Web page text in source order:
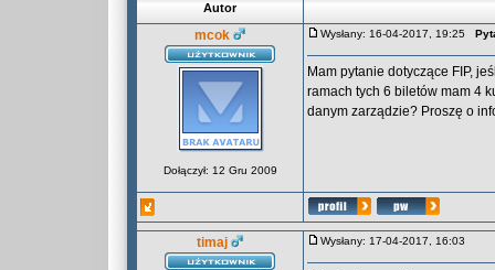
Autor
mcok
Dołączył: 12 Gru 2009
Wysłany: 16-04-2017, 19:25
Mam pytanie dotyczące FIP,
ramach tych 6 biletów mam 4
danym zarządzie? Proszę o
timaj Wysłany: 17-04-2017, 16:03